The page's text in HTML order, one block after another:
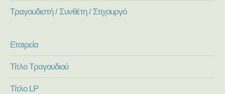
Τραγουδιστή / Συνθέτη / Στιχουργό
Εταιρεία
Τίτλο Τραγουδιού
Τίτλο LP